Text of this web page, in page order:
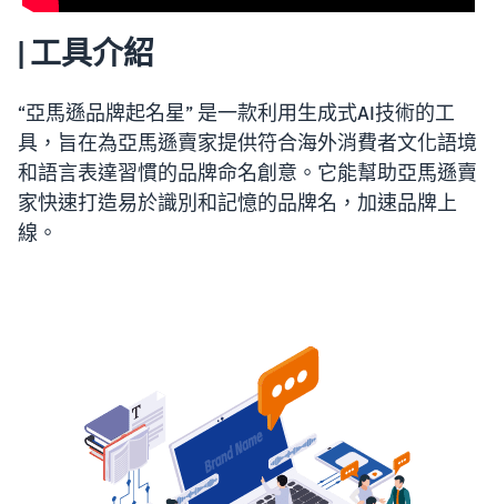
| 工具介紹
“亞馬遜品牌起名星” 是一款利用生成式AI技術的工
具，旨在為亞馬遜賣家提供符合海外消費者文化語境
和語言表達習慣的品牌命名創意。它能幫助亞馬遜賣
家快速打造易於識別和記憶的品牌名，加速品牌上
線。